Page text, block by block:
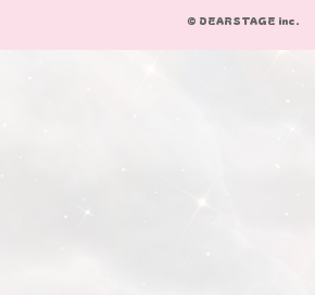
© DEARSTAGE inc.